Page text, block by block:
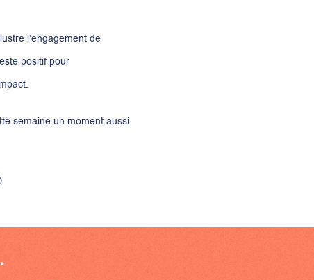
l’engagement de
positif pour
semaine un moment aussi